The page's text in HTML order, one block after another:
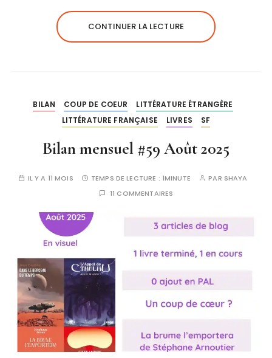
CONTINUER LA LECTURE
BILAN COUP DE COEUR
LITTÉRATURE ÉTRANGÈRE
LITTÉRATURE FRANÇAISE
LIVRES SF
Bilan mensuel #59 Août 2025
IL Y A 11 MOIS TEMPS DE LECTURE : 1MINUTE PAR SHAYA
11 COMMENTAIRES